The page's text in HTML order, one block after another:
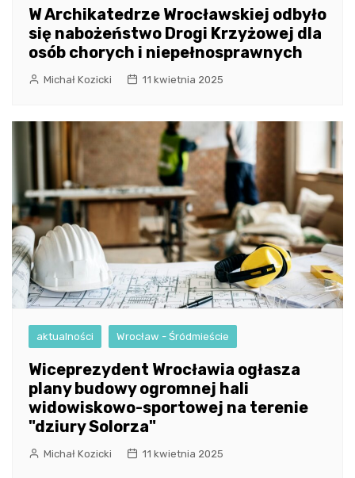
W Archikatedrze Wrocławskiej odbyło
się nabożeństwo Drogi Krzyżowej dla
osób chorych i niepełnosprawnych
Michał Kozicki 11 kwietnia 2025
aktualności Wrocław - Śródmieście
Wiceprezydent Wrocławia ogłasza
plany budowy ogromnej hali
widowiskowo-sportowej na terenie
"dziury Solorza"
Michał Kozicki 11 kwietnia 2025